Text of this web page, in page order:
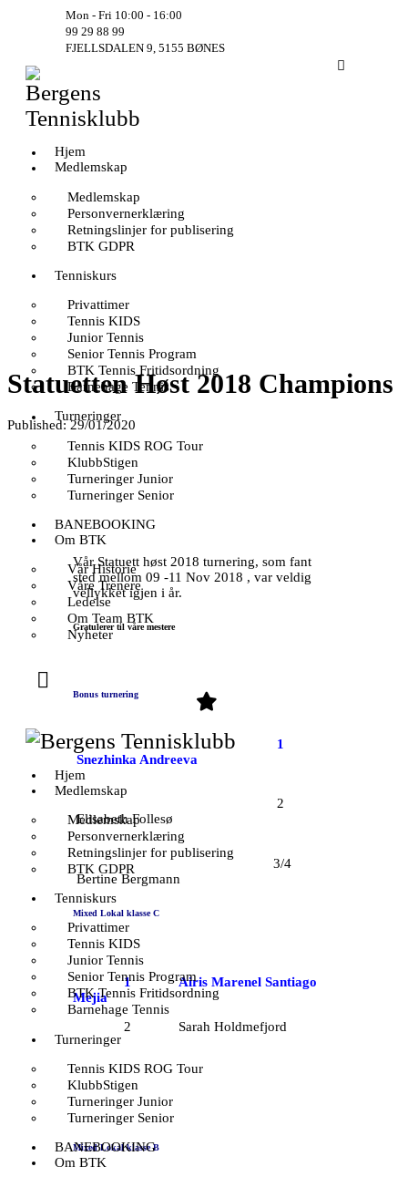
Mon - Fri 10:00 - 16:00
99 29 88 99
FJELLSDALEN 9, 5155 BØNES
Hjem
Medlemskap
Medlemskap
Personvernerklæring
Retningslinjer for publisering
BTK GDPR
Tenniskurs
Privattimer
Tennis KIDS
Junior Tennis
Senior Tennis Program
BTK Tennis Fritidsordning
Barnehage Tennis
Turneringer
Tennis KIDS ROG Tour
KlubbStigen
Turneringer Junior
Turneringer Senior
BANEBOOKING
Om BTK
Vår Historie
Våre Trenere
Ledelse
Om Team BTK
Nyheter
Hjem
Medlemskap
Medlemskap
Personvernerklæring
Retningslinjer for publisering
BTK GDPR
Tenniskurs
Privattimer
Tennis KIDS
Junior Tennis
Senior Tennis Program
BTK Tennis Fritidsordning
Barnehage Tennis
Turneringer
Tennis KIDS ROG Tour
KlubbStigen
Turneringer Junior
Turneringer Senior
BANEBOOKING
Om BTK
Statuetten Høst 2018 Champions
Published: 29/01/2020
Vår Statuett høst 2018 turnering, som fant
sted mellom 09 -11 Nov 2018 , var veldig
vellykket igjen i år.
Gratulerer til våre mestere
Bonus turnering
1
Snezhinka Andreeva
2
Elisabeth Follesø
3/4
Bertine Bergmann
Mixed Lokal klasse C
1 Airis Marenel Santiago
Mejia
2 Sarah Holdmefjord
Mixed Lokal klasse B